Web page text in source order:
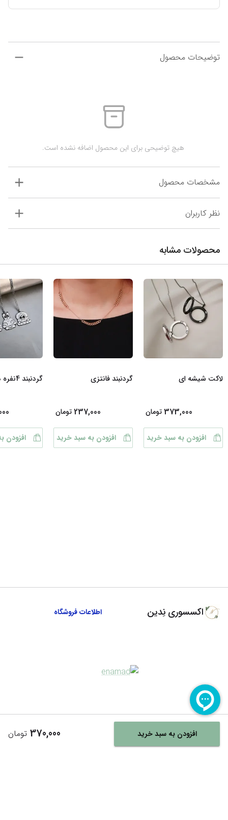
توضیحات محصول
مشخصات محصول
نظر کاربران
محصولات مشابه
لاکت شیشه ای
373,000 تومان
افزودن به سبد خرید
گردنبند فانتزی
237,000 تومان
افزودن به سبد خرید
گردنبند 4نفره دوستی
افزودن
افزودن به سبد خرید 370,000 تومان
اکسسوری نِدین اطلاعات فروشگاه